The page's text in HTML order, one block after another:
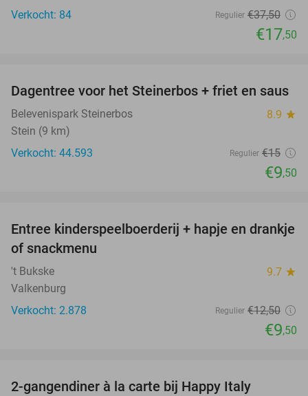
Verkocht: 84
Regulier €37,50
€17,50
37%
Dagentree voor het Steinerbos + friet en saus
Belevenispark Steinerbos 8.9 star
Stein (9 km)
Verkocht: 44.593
Regulier €15
€9,50
24%
Entree kinderspeelboerderij + hapje en drankje
of snackmenu
't Bukske 9.7 star
Valkenburg
Verkocht: 2.878
Regulier €12,50
€9,50
2-gangendiner à la carte bij Happy Italy